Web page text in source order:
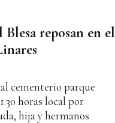
reposan en el
cementerio parque
horas local por
hija y hermanos